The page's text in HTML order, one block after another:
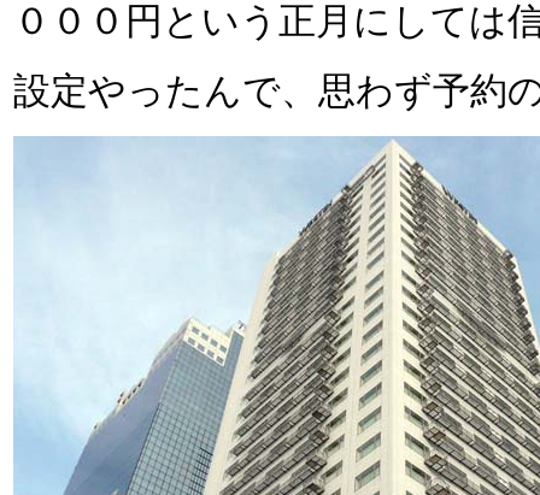
０００円という正月にしては
設定やったんで、思わず予約